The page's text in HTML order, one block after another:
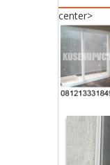
center>